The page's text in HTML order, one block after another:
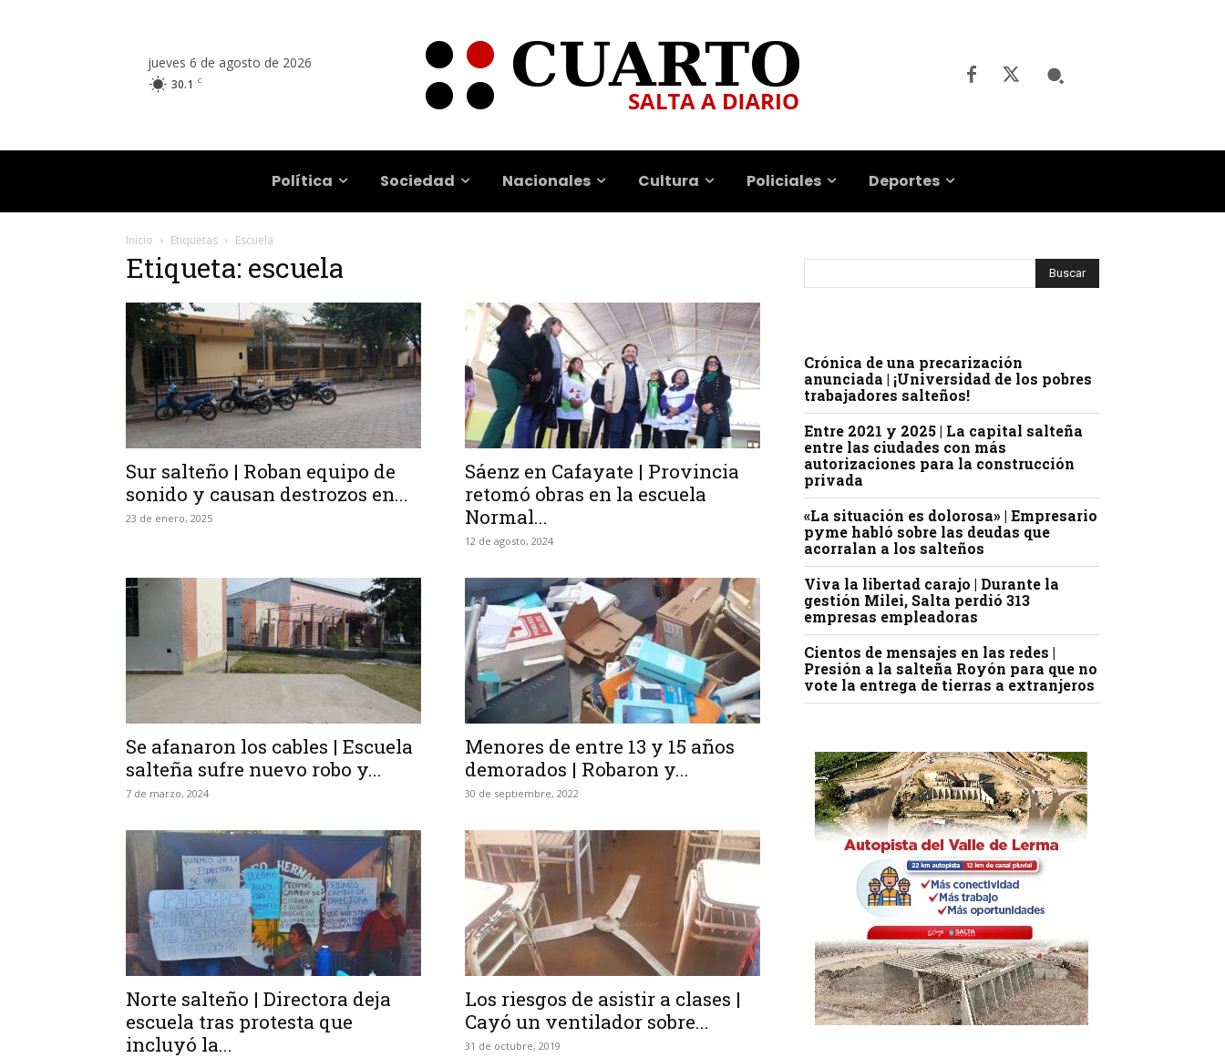
jueves 6 de agosto de 2026
30.1 C
Política Sociedad Nacionales Cultura Policiales Deportes
Inicio Etiquetas Escuela
Etiqueta: escuela
Sur salteño | Roban equipo de
sonido y causan destrozos en...
23 de enero, 2025
Sáenz en Cafayate | Provincia
retomó obras en la escuela
Normal...
12 de agosto, 2024
Se afanaron los cables | Escuela
salteña sufre nuevo robo y...
7 de marzo, 2024
Menores de entre 13 y 15 años
demorados | Robaron y...
30 de septiembre, 2022
Norte salteño | Directora deja
escuela tras protesta que
incluyó la...
Los riesgos de asistir a clases |
Cayó un ventilador sobre...
31 de octubre, 2019
Crónica de una precarización
anunciada | ¡Universidad de los pobres
trabajadores salteños!
Entre 2021 y 2025 | La capital salteña
entre las ciudades con más
autorizaciones para la construcción
privada
«La situación es dolorosa» | Empresario
pyme habló sobre las deudas que
acorralan a los salteños
Viva la libertad carajo | Durante la
gestión Milei, Salta perdió 313
empresas empleadoras
Cientos de mensajes en las redes |
Presión a la salteña Royón para que no
vote la entrega de tierras a extranjeros